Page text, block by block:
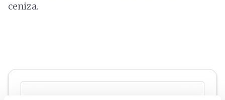
ceniza.